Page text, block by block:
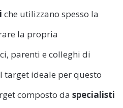
che utilizzano spesso la
la propria
parenti e colleghi di
target ideale per questo
composto da specialisti